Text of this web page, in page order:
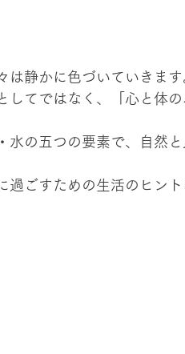
静かに色づいていきます
してではなく、「心と体の
水の五つの要素で、自然と
過ごすための生活のヒント